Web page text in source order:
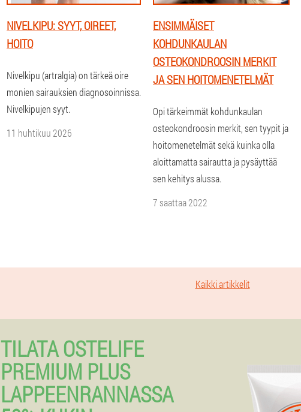
NIVELKIPU: SYYT, OIREET,
HOITO
Nivelkipu (artralgia) on tärkeä oire
monien sairauksien diagnosoinnissa.
Nivelkipujen syyt.
11 huhtikuu 2026
ENSIMMÄISET
KOHDUNKAULAN
OSTEOKONDROOSIN MERKIT
JA SEN HOITOMENETELMÄT
Opi tärkeimmät kohdunkaulan
osteokondroosin merkit, sen tyypit ja
hoitomenetelmät sekä kuinka olla
aloittamatta sairautta ja pysäyttää
sen kehitys alussa.
7 saattaa 2022
Kaikki artikkelit
TILATA OSTELIFE
PREMIUM PLUS
LAPPEENRANNASSA